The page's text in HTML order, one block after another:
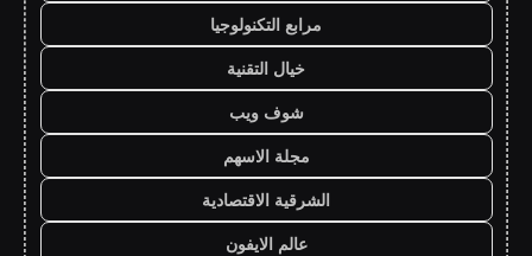
مرابع التكنولوجيا
خيال التقنية
شوف ويب
مجلة الاسهم
الشرقية الاقتصادية
عالم الايفون